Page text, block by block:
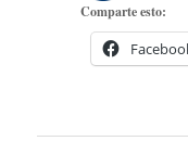
Comparte esto: